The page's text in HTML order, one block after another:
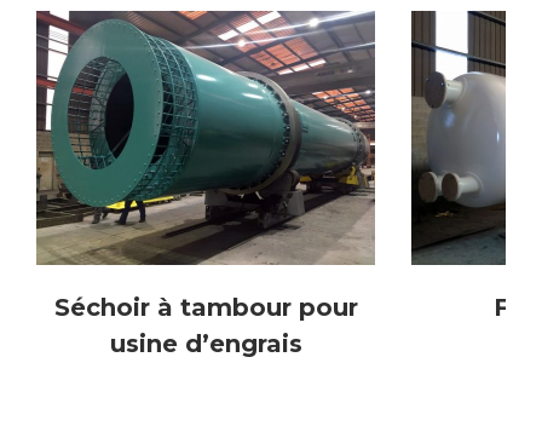
Séchoir à tambour pour
usine d’engrais